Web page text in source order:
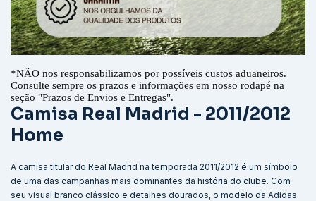
*NÃO nos responsabilizamos por possíveis custos aduaneiros.
Consulte sempre os prazos e informações em nosso rodapé na
seção "Prazos de Envios e Entregas".
Camisa Real Madrid - 2011/2012
Home
A camisa titular do Real Madrid na temporada 2011/2012 é um símbolo
de uma das campanhas mais dominantes da história do clube. Com
seu visual branco clássico e detalhes dourados, o modelo da Adidas